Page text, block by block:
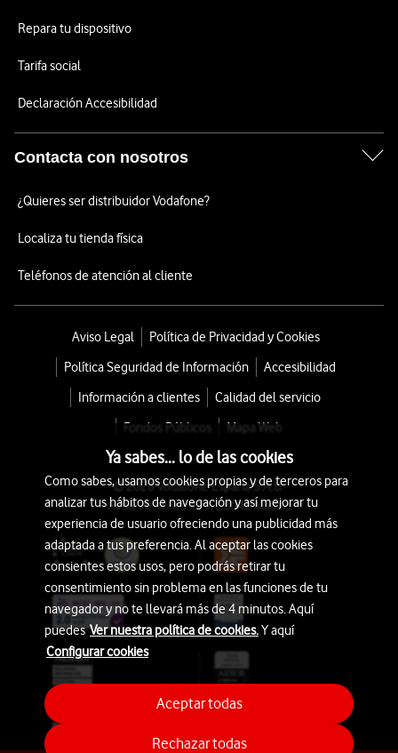
Repara tu dispositivo
Tarifa social
Declaración Accesibilidad
Contacta con nosotros
¿Quieres ser distribuidor Vodafone?
Localiza tu tienda física
Teléfonos de atención al cliente
Aviso Legal
Política de Privacidad y Cookies
Política Seguridad de Información
Accesibilidad
Información a clientes
Calidad del servicio
Fondos Públicos
Mapa Web
© 2026 Vodafone España S.A.U.
Avda. América 115, 28042 Madrid
Ya sabes... lo de las cookies
Como sabes, usamos cookies propias y de terceros para
analizar tus hábitos de navegación y así mejorar tu
experiencia de usuario ofreciendo una publicidad más
adaptada a tus preferencia. Al aceptar las cookies
consientes estos usos, pero podrás retirar tu
consentimiento sin problema en las funciones de tu
navegador y no te llevará más de 4 minutos. Aquí
puedesVer nuestra política de cookies.Y aquí
Configurar cookies
Rechazar todas
Aceptar todas